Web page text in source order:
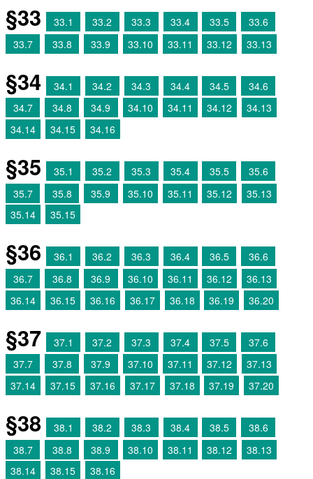
§33 33.1 33.2 33.3 33.4 33.5
33.6
33.7
33.8 33.9 33.10 33.11 33.12 33.13
§34 34.1 34.2 34.3 34.4 34.5
34.6
34.7
34.8 34.9 34.10 34.11 34.12
34.13
34.14
34.15 34.16
§35 35.1 35.2 35.3 35.4 35.5
35.6
35.7
35.8 35.9 35.10 35.11 35.12
35.13
35.14
35.15
§36 36.1 36.2 36.3 36.4 36.5
36.6
36.7
36.8 36.9 36.10 36.11 36.12
36.13
36.14
36.15 36.16 36.17 36.18 36.19 36.20
§37 37.1 37.2 37.3 37.4 37.5
37.6
37.7
37.8 37.9 37.10 37.11 37.12
37.13
37.14
37.15 37.16 37.17 37.18 37.19 37.20
§38 38.1 38.2 38.3 38.4 38.5
38.6
38.7
38.8 38.9 38.10 38.11 38.12
38.13
38.14
38.15 38.16